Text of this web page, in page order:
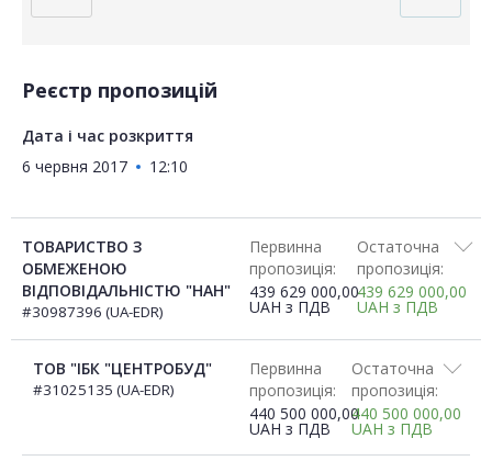
Реєстр пропозицій
Дата і час розкриття
6 червня 2017
12:10
ТОВАРИСТВО З
ОБМЕЖЕНОЮ
ВІДПОВІДАЛЬНІСТЮ "НАН"
#30987396 (UA-EDR)
Первинна
пропозиція:
439 629 000,00
UAH з ПДВ
Остаточна
пропозиція:
439 629 000,00
UAH з ПДВ
ТОВ "ІБК "ЦЕНТРОБУД"
#31025135 (UA-EDR)
Первинна
пропозиція:
440 500 000,00
UAH з ПДВ
Остаточна
пропозиція:
440 500 000,00
UAH з ПДВ